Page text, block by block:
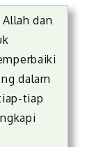
dan
dalam
tiap